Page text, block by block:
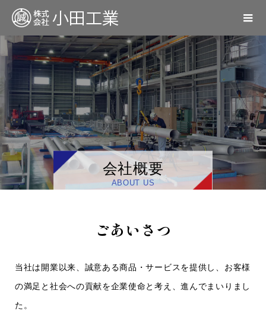
会社概要
ABOUT US
ごあいさつ
当社は開業以来、誠意ある商品・サービスを提供し、お客様
の満足と社会への貢献を企業使命と考え、進んでまいりまし
た。